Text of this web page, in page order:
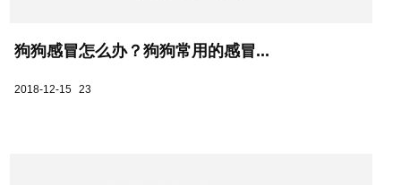
狗狗感冒怎么办？狗狗常用的感冒...
2018-12-15 23